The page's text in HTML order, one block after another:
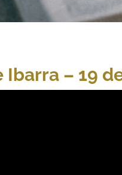
Ibarra – 19